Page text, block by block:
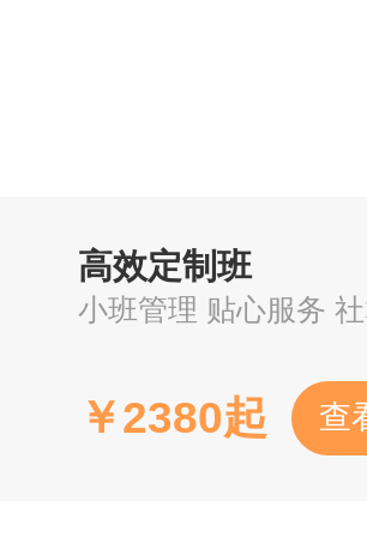
码，也可在小程序
高效定制班
￥2380起 查